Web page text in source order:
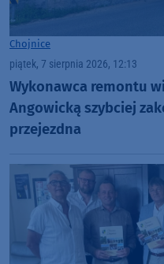
Chojnice
piątek, 7 sierpnia 2026, 12:13
Wykonawca remontu
Angowicką szybciej
przejezdna